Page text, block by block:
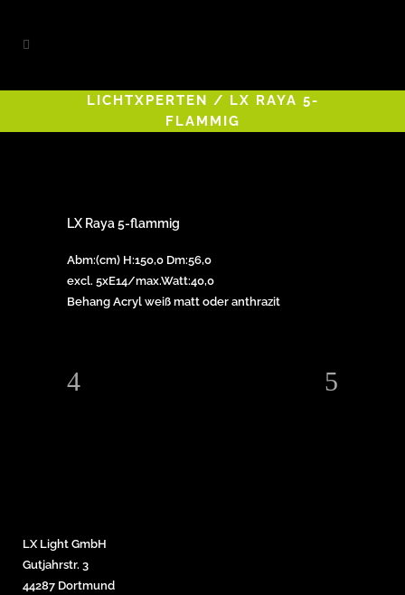
LICHTXPERTEN / LX RAYA 5-
FLAMMIG
LX Raya 5-flammig
Abm:(cm) H:150,0 Dm:56,0
excl. 5xE14/max.Watt:40,0
Behang Acryl weiß matt oder anthrazit
LX Light GmbH
Gutjahrstr. 3
44287 Dortmund